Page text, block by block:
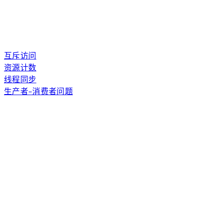
互斥访问
资源计数
线程同步
生产者-消费者问题